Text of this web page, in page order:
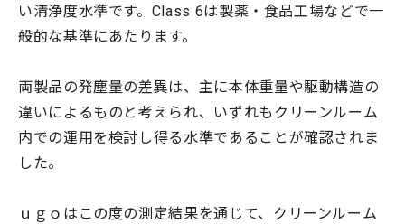
い清浄度水準です。Class 6は製薬・食品工場などで一
般的な基準にあたります。
両製品の発塵量の差異は、主に本体重量や駆動構造の
違いによるものと考えられ、いずれもクリーンルーム
内での運用を検討し得る水準であることが確認されま
した。
ｕｇｏはこの度の測定結果を通じて、クリーンルーム